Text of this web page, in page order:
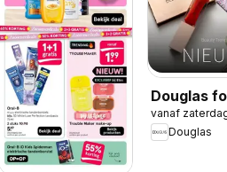
Douglas
vanaf
Douglas